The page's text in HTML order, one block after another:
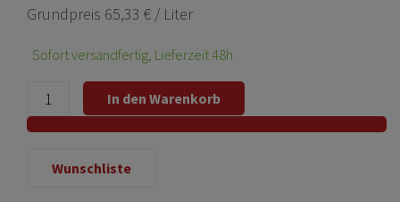
Grundpreis 65,33 € / Liter
Sofort versandfertig, Lieferzeit 48h
In den Warenkorb
Wunschliste